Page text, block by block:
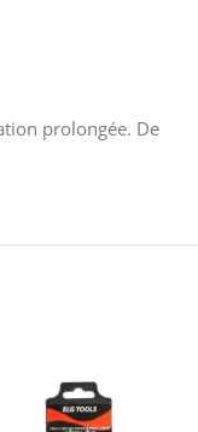
prolongée. De